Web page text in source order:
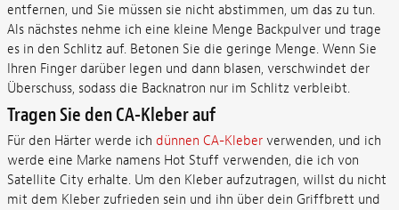
entfernen, und Sie müssen sie nicht abstimmen, um das zu tun.
Als nächstes nehme ich eine kleine Menge Backpulver und trage
es in den Schlitz auf. Betonen Sie die geringe Menge. Wenn Sie
Ihren Finger darüber legen und dann blasen, verschwindet der
Überschuss, sodass die Backnatron nur im Schlitz verbleibt.
Tragen Sie den CA-Kleber auf
Für den Härter werde ich dünnen CA-Kleberverwenden, und ich
werde eine Marke namens Hot Stuff verwenden, die ich von
Satellite City erhalte. Um den Kleber aufzutragen, willst du nicht
mit dem Kleber zufrieden sein und ihn über dein Griffbrett und